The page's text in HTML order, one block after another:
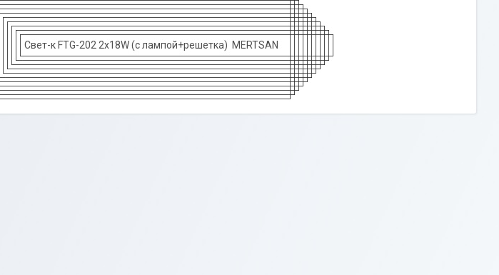
Свет-к FTG-202 2х18W (с лампой+решетка) MERTSAN